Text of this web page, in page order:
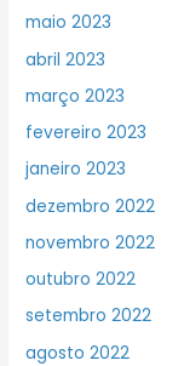
maio 2023
abril 2023
março 2023
fevereiro 2023
janeiro 2023
dezembro 2022
novembro 2022
outubro 2022
setembro 2022
agosto 2022